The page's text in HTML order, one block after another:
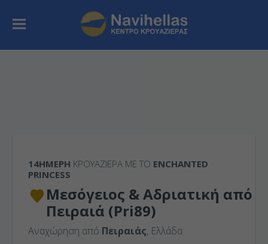
14ΉΜΕΡΗ ΚΡΟΥΑΖΙΕΡΑ ΜΕ ΤΟ ENCHANTED
PRINCESS
Μεσόγειος & Αδριατική από
Πειραιά (Pri89)
Αναχώρηση από Πειραιάς, Ελλάδα